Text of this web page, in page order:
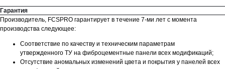
Гарантия
Производитель, FCSPRO гарантирует в течение 7-ми лет с момента
производства следующее:
Соответствие по качеству и техническим параметрам
утвержденного ТУ на фиброцементные панели всех модификаций;
Отсутствие аномальных изменений цвета и покрытия у панелей всех